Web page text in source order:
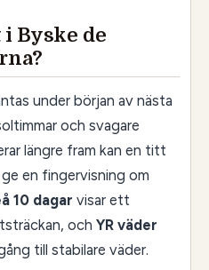
Byske de
under början av nästa
och svagare
längre fram kan en titt
ge en fingervisning om
10 dagar visar ett
och YR väder
till stabilare väder.